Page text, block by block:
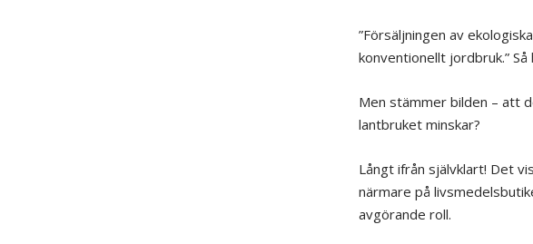
”Försäljningen av
konventionellt jordbruk.”
Men stämmer bilden – att
lantbruket minskar?
Långt ifrån självklart! Det
närmare på
avgörande roll.